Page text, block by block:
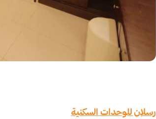
رسلان للوحدات السكنية